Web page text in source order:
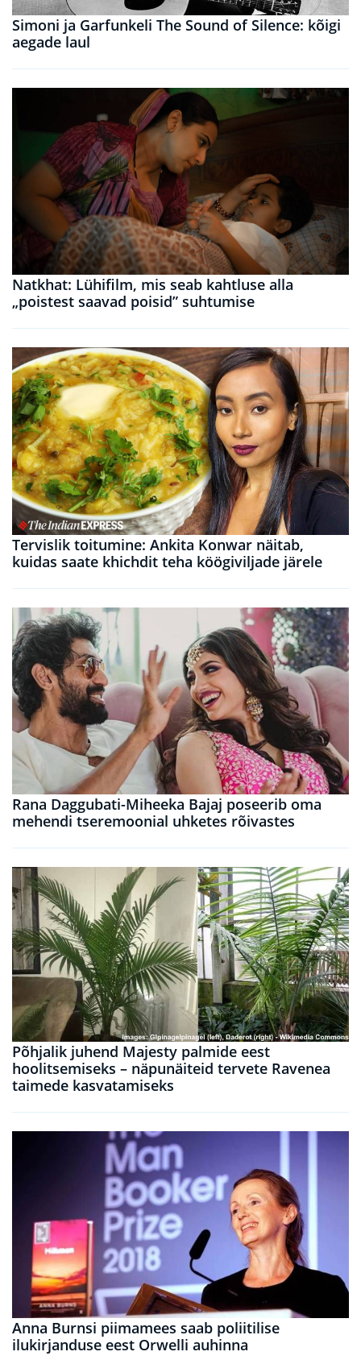
Simoni ja Garfunkeli The Sound of Silence: kõigi
aegade laul
Natkhat: Lühifilm, mis seab kahtluse alla
„poistest saavad poisid” suhtumise
Tervislik toitumine: Ankita Konwar näitab,
kuidas saate khichdit teha köögiviljade järele
Rana Daggubati-Miheeka Bajaj poseerib oma
mehendi tseremoonial uhketes rõivastes
Põhjalik juhend Majesty palmide eest
hoolitsemiseks – näpunäiteid tervete Ravenea
taimede kasvatamiseks
Anna Burnsi piimamees saab poliitilise
ilukirjanduse eest Orwelli auhinna